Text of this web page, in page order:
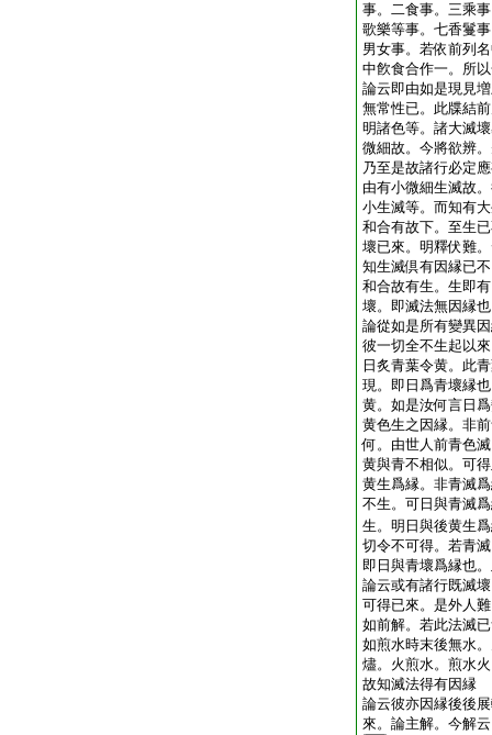
事。二食事。三乘
歌樂等事。七香鬘
男女事。若依前列
中飮食合作一。所
論云即由如是現見
無常性已。此牒結
明諸色等。諸大滅
微細故。今將欲辨
乃至是故諸行必定
由有小微細生滅故
小生滅等。而知有
和合有故下。至生
壞已來。明釋伏難
知生滅倶有因縁已
和合故有生。生即
壞。即滅法無因縁也
論從如是所有變異
彼一切全不生起以
日炙青葉令黄。此
現。即日爲青壞縁
黄。如是汝何言日
黄色生之因縁。非
何。由世人前青色
黄與青不相似。可
黄生爲縁。非青滅
不生。可日與青滅
生。明日與後黄生
切令不可得。若青
即日與青壞爲縁也
論云或有諸行既滅
可得已來。是外人
如前解。若此法滅
如煎水時末後無水
燼。火煎水。煎水
故知滅法得有因縁
論云彼亦因縁後後
來。論主解。今解